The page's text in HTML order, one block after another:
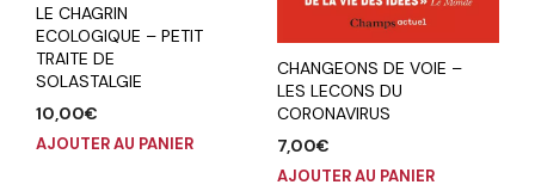
LE CHAGRIN
ECOLOGIQUE – PETIT
TRAITE DE
SOLASTALGIE
10,00€
AJOUTER AU PANIER
CHANGEONS DE VOIE –
LES LECONS DU
CORONAVIRUS
7,00€
AJOUTER AU PANIER